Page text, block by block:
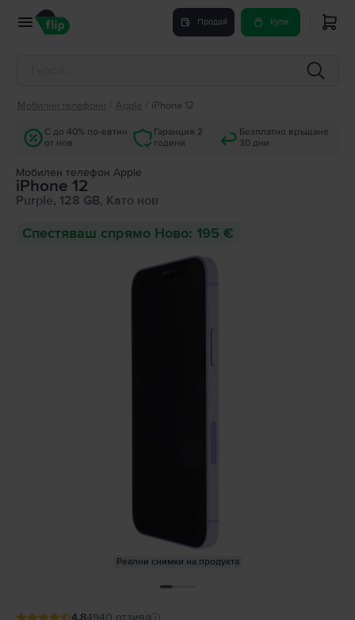
Продай Купи
Мобилни телефони Apple iPhone 12
С до 40% по-евтин
от нов
Гаранция 2
години
Безплатно връщане
30 дни
Мобилен телефон Apple
iPhone 12
Purple, 128 GB, Като нов
Спестяваш спрямо Ново: 195 €
Реални снимки на продукта
4.84940 отзива